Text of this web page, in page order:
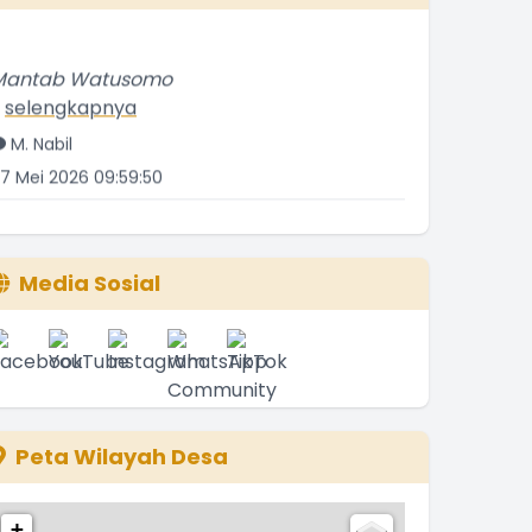
selengkapnya
M. Nabil
Mei 2026 09:59:50
disitu,?
selengkapnya
andes
Mei 2026 15:46:19
Media Sosial
Peta Wilayah Desa